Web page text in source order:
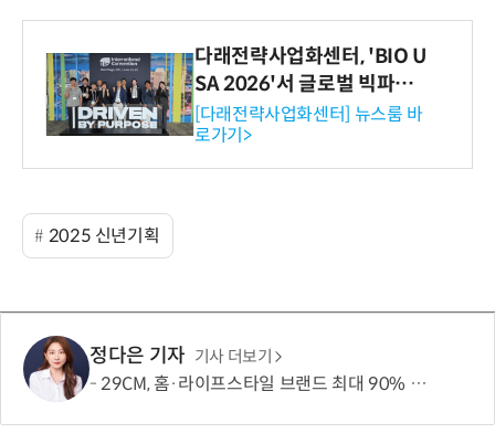
다래전략사업화센터, 'BIO U
SA 2026'서 글로벌 빅파마
와의 비즈니스 미팅 지원…K
-바이오 해외 진출 교두보 확
보
[다래전략사업화센터] 뉴스룸 바
로가기>
2025 신년기획
정다은 기자 기사 더보기
29CM, 홈·라이프스타일 브랜드 최대 90% 할인 '이구홈위크' 실시